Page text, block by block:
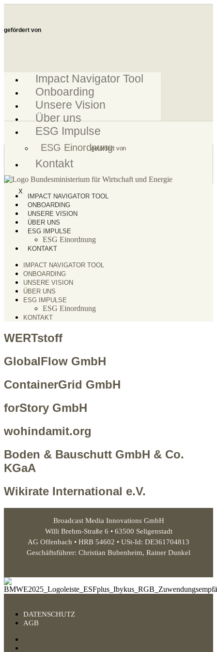
gefördert von
Impact Navigator Tool
Onboarding
Unsere Vision
Über uns
ESG Impulse
ESG Einordnung
Kontakt
X
gefördert von
IMPACT NAVIGATOR TOOL
ONBOARDING
UNSERE VISION
ÜBER UNS
ESG IMPULSE
ESG Einordnung
KONTAKT
IMPACT NAVIGATOR TOOL
ONBOARDING
UNSERE VISION
ÜBER UNS
ESG IMPULSE
ESG Einordnung
KONTAKT
WERTstoff
GlobalFlow GmbH
ContainerGrid GmbH
forStory GmbH
wohindamit.org
Boden & Bauschutt GmbH & Co.
KGaA
Wikirate International e.V.
Broadcast Media Innovations GmbH
Willi Brehm-Straße 6 • 63500 Seligenstadt
AG Offenbach • HRB 54602 • USt-Id: DE361704813
Geschäftsführer: Christian Bubenheim, Rainer Dunkel
DATENSCHUTZ
AGB